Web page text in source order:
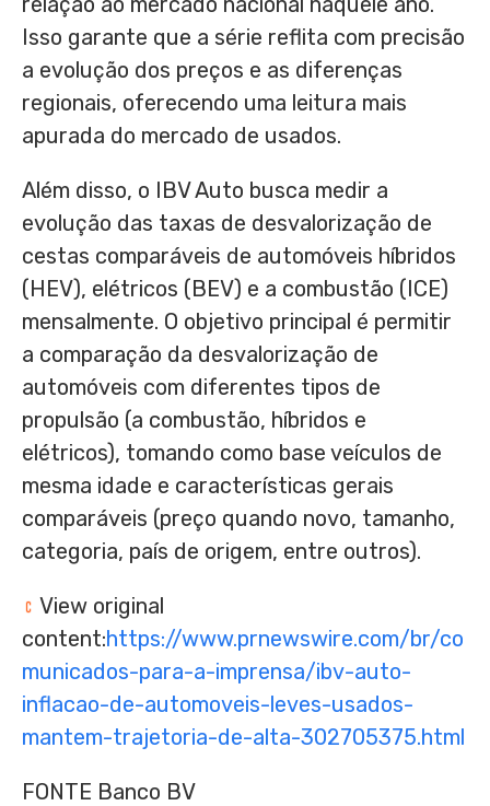
Isso garante que a série reflita com precisão
a evolução dos preços e as diferenças
regionais, oferecendo uma leitura mais
apurada do mercado de usados.
Além disso, o IBV Auto busca medir a
evolução das taxas de desvalorização de
cestas comparáveis de automóveis híbridos
(HEV), elétricos (BEV) e a combustão (ICE)
mensalmente. O objetivo principal é permitir
a comparação da desvalorização de
automóveis com diferentes tipos de
propulsão (a combustão, híbridos e
elétricos), tomando como base veículos de
mesma idade e características gerais
comparáveis (preço quando novo, tamanho,
categoria, país de origem, entre outros).
View original
content:https://www.prnewswire.com/br/co
municados-para-a-imprensa/ibv-auto-
inflacao-de-automoveis-leves-usados-
mantem-trajetoria-de-alta-302705375.html
FONTE Banco BV